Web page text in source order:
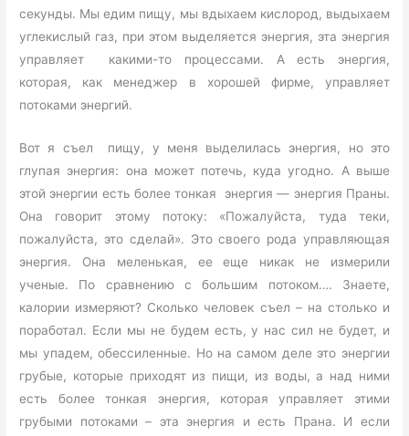
секунды. Мы едим пищу, мы вдыхаем кислород, выдыхаем
углекислый газ, при этом выделяется энергия, эта энергия
управляет какими-то процессами. А есть энергия,
которая, как менеджер в хорошей фирме, управляет
потоками энергий.
Вот я съел пищу, у меня выделилась энергия, но это
глупая энергия: она может потечь, куда угодно. А выше
этой энергии есть более тонкая энергия — энергия Праны.
Она говорит этому потоку: «Пожалуйста, туда теки,
пожалуйста, это сделай». Это своего рода управляющая
энергия. Она меленькая, ее еще никак не измерили
ученые. По сравнению с большим потоком…. Знаете,
калории измеряют? Сколько человек съел – на столько и
поработал. Если мы не будем есть, у нас сил не будет, и
мы упадем, обессиленные. Но на самом деле это энергии
грубые, которые приходят из пищи, из воды, а над ними
есть более тонкая энергия, которая управляет этими
грубыми потоками – эта энергия и есть Прана. И если